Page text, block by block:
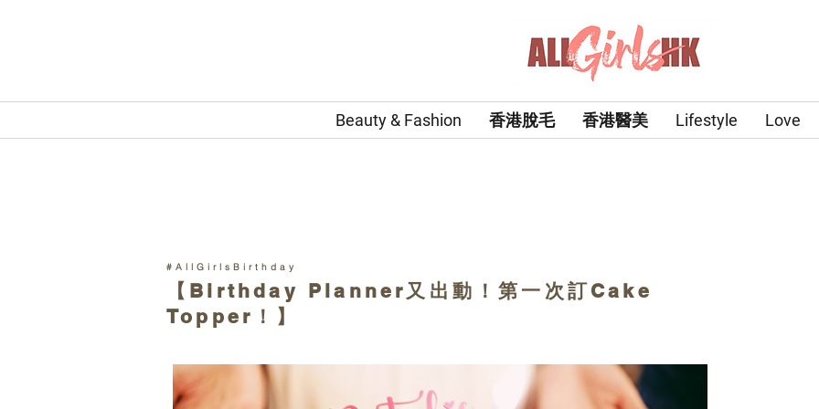
Beauty & Fashion 香港脫毛 香港醫美 Lifestyle Love
#AllGirlsBirthday
【Birthday Planner又出動！第一次訂Cake
Topper！】